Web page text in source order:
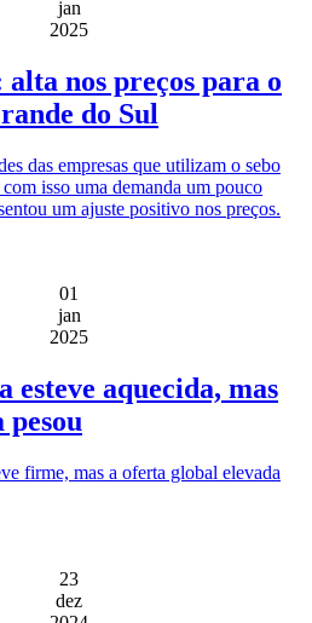
jan
2025
alta nos preços para o
do Sul
das empresas que utilizam o sebo
isso uma demanda um pouco
um ajuste positivo nos preços.
01
jan
2025
esteve aquecida, mas
firme, mas a oferta global elevada
23
dez